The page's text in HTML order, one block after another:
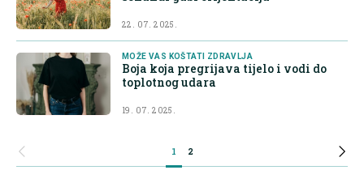
22. 07. 2025.
MOŽE VAS KOŠTATI ZDRAVLJA
Boja koja pregrijava tijelo i vodi do
toplotnog udara
19. 07. 2025.
1 2